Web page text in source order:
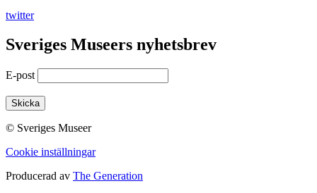
twitter
Sveriges Museers nyhetsbrev
E-post
© Sveriges Museer
Cookie inställningar
Producerad av The Generation